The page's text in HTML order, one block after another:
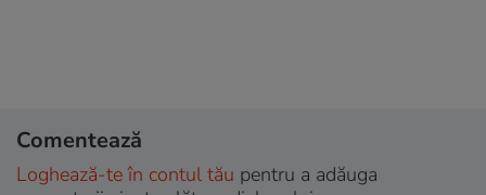
Comentează
Loghează-te în contul tău pentru a adăuga